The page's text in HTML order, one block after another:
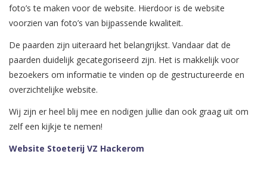
foto’s te maken voor de website. Hierdoor is de website
voorzien van foto’s van bijpassende kwaliteit.
De paarden zijn uiteraard het belangrijkst. Vandaar dat de
paarden duidelijk gecategoriseerd zijn. Het is makkelijk voor
bezoekers om informatie te vinden op de gestructureerde en
overzichtelijke website.
Wij zijn er heel blij mee en nodigen jullie dan ook graag uit om
zelf een kijkje te nemen!
Website Stoeterij VZ Hackerom